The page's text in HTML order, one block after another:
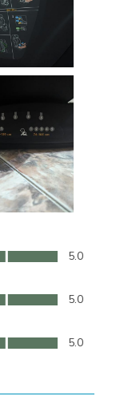
5.0
5.0
5.0